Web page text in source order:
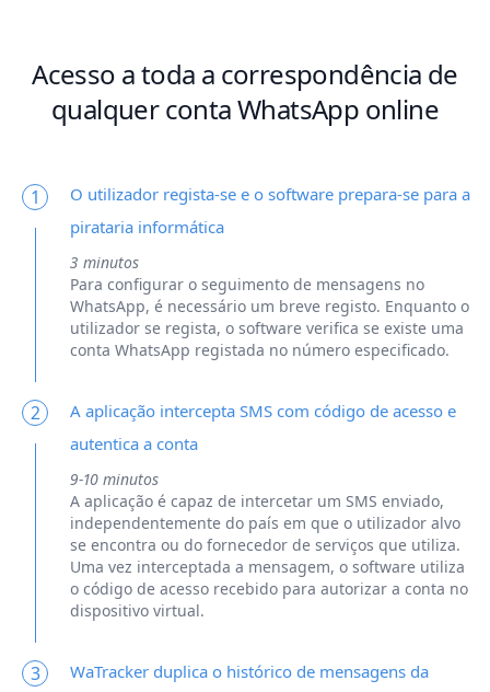
Acesso a toda a correspondência de
qualquer conta WhatsApp online
1
O utilizador regista-se e o software prepara-se para a
pirataria informática
3 minutos
Para configurar o seguimento de mensagens no
WhatsApp, é necessário um breve registo. Enquanto o
utilizador se regista, o software verifica se existe uma
conta WhatsApp registada no número especificado.
2
A aplicação intercepta SMS com código de acesso e
autentica a conta
9-10 minutos
A aplicação é capaz de intercetar um SMS enviado,
independentemente do país em que o utilizador alvo
se encontra ou do fornecedor de serviços que utiliza.
Uma vez interceptada a mensagem, o software utiliza
o código de acesso recebido para autorizar a conta no
dispositivo virtual.
3
WaTracker duplica o histórico de mensagens da